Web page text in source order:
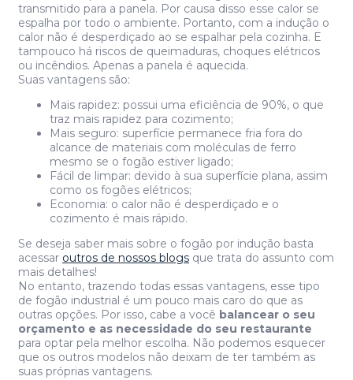
transmitido para a panela. Por causa disso esse calor se
espalha por todo o ambiente. Portanto, com a indução o
calor não é desperdiçado ao se espalhar pela cozinha. E
tampouco há riscos de queimaduras, choques elétricos
ou incêndios. Apenas a panela é aquecida.
Suas vantagens são:
Mais rapidez: possui uma eficiência de 90%, o que
traz mais rapidez para cozimento;
Mais seguro: superfície permanece fria fora do
alcance de materiais com moléculas de ferro
mesmo se o fogão estiver ligado;
Fácil de limpar: devido à sua superfície plana, assim
como os fogões elétricos;
Economia: o calor não é desperdiçado e o
cozimento é mais rápido.
Se deseja saber mais sobre o fogão por indução basta
acessar outros de nossos blogs que trata do assunto com
mais detalhes!
No entanto, trazendo todas essas vantagens, esse tipo
de fogão industrial é um pouco mais caro do que as
outras opções. Por isso, cabe a você balancear o seu
orçamento e as necessidade do seu restaurante
para optar pela melhor escolha. Não podemos esquecer
que os outros modelos não deixam de ter também as
suas próprias vantagens.